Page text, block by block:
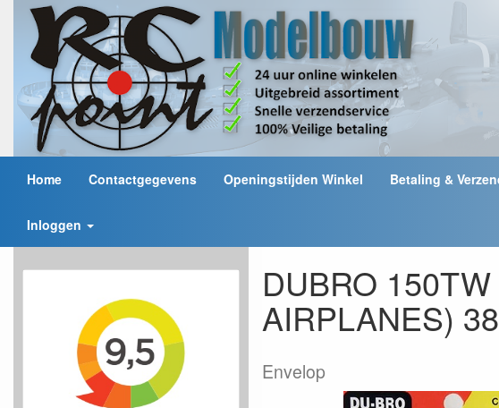
Home Contactgegevens Openingstijden Winkel Betaling &
Inloggen
DUBRO
AIRPLANES)
Envelop